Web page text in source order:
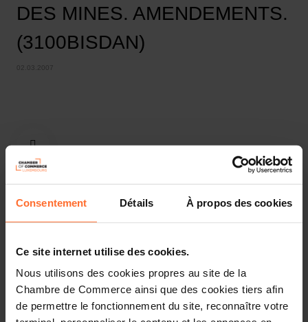
Consentement Détails À propos des cookies
Ce site internet utilise des cookies.
Nous utilisons des cookies propres au site de la
Chambre de Commerce ainsi que des cookies tiers afin
de permettre le fonctionnement du site, reconnaître votre
DES MINES. AMENDEMENTS.
(3100BISDAN)
02.03.2007
Gutachten & Gesetzgebung
Nützliche Informationen